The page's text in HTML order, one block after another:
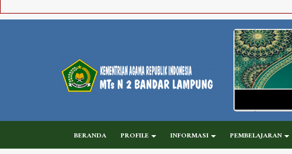
BERANDA PROFILE INFORMASI PEMBELAJARAN